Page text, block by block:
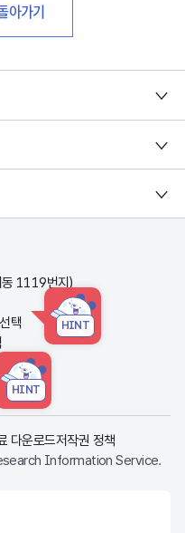
아가기
1119번지)
택 HINT
HINT
다운로드저작권 정책
Information Service.